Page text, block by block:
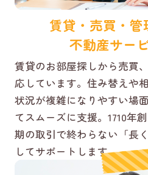
賃貸・売買・管
不動産サー
賃貸のお部屋探しから売買
応しています。住み替えや
状況が複雑になりやすい場
てスムーズに支援。1710年
期の取引で終わらない「長
してサポートします。